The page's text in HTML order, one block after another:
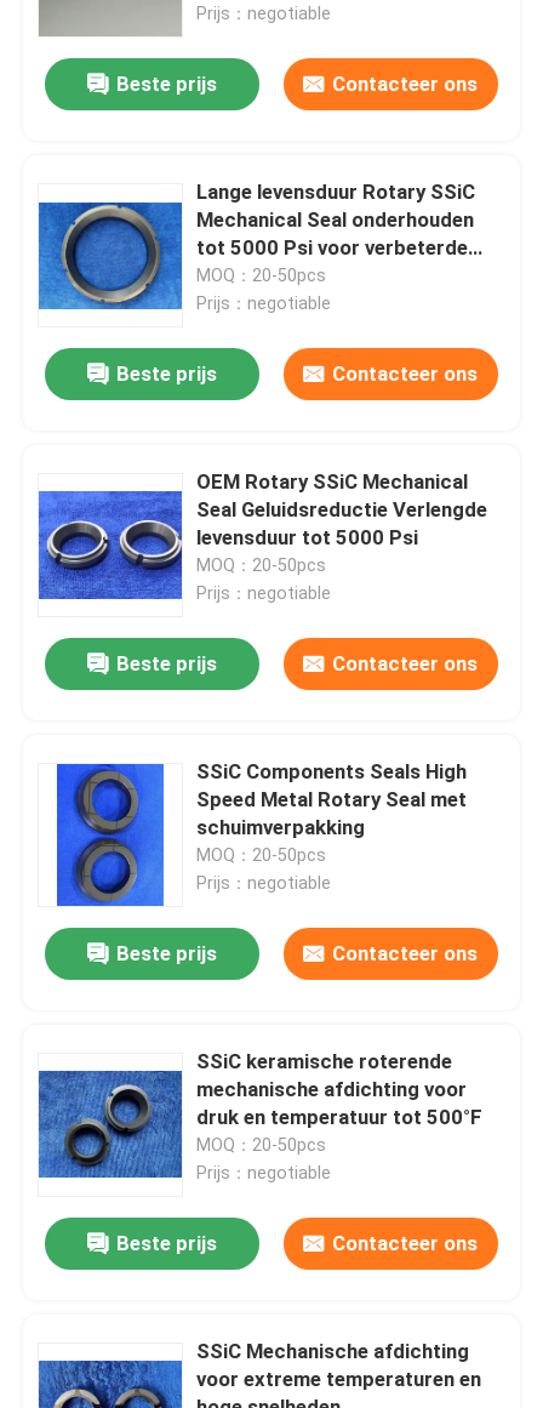
Producten
VR toon
Over ons
Kwaliteitscontrole
Neem contact met ons op
Verzoek om een Citaat
608 Ceramische Lagers
Prijs：negotiable
Beste prijs Contacteer ons
Lange levensduur Rotary SSiC
Mechanical Seal onderhouden
tot 5000 Psi voor verbeterde
afdichting
MOQ：20-50pcs
Prijs：negotiable
Beste prijs Contacteer ons
OEM Rotary SSiC Mechanical
Seal Geluidsreductie Verlengde
levensduur tot 5000 Psi
MOQ：20-50pcs
Prijs：negotiable
Beste prijs Contacteer ons
SSiC Components Seals High
Speed Metal Rotary Seal met
schuimverpakking
MOQ：20-50pcs
Prijs：negotiable
Beste prijs Contacteer ons
SSiC keramische roterende
mechanische afdichting voor
druk en temperatuur tot 500°F
MOQ：20-50pcs
Prijs：negotiable
Beste prijs Contacteer ons
SSiC Mechanische afdichting
voor extreme temperaturen en